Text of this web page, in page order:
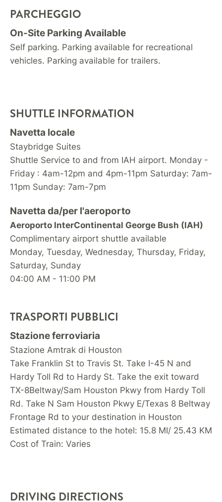
PARCHEGGIO
On-Site Parking Available
Self parking. Parking available for recreational
vehicles. Parking available for trailers.
SHUTTLE INFORMATION
Navetta locale
Staybridge Suites
Shuttle Service to and from IAH airport. Monday -
Friday : 4am-12pm and 4pm-11pm Saturday: 7am-
11pm Sunday: 7am-7pm
Navetta da/per l'aeroporto
Aeroporto InterContinental George Bush (IAH)
Complimentary airport shuttle available
Monday, Tuesday, Wednesday, Thursday, Friday,
Saturday, Sunday
04:00 AM - 11:00 PM
TRASPORTI PUBBLICI
Stazione ferroviaria
Stazione Amtrak di Houston
Take Franklin St to Travis St. Take I-45 N and
Hardy Toll Rd to Hardy St. Take the exit toward
TX-8Beltway/Sam Houston Pkwy from Hardy Toll
Rd. Take N Sam Houston Pkwy E/Texas 8 Beltway
Frontage Rd to your destination in Houston
Estimated distance to the hotel: 15.8 MI/ 25.43 KM
Cost of Train: Varies
DRIVING DIRECTIONS